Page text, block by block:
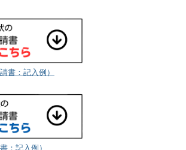
書：記入例）
：記入例）